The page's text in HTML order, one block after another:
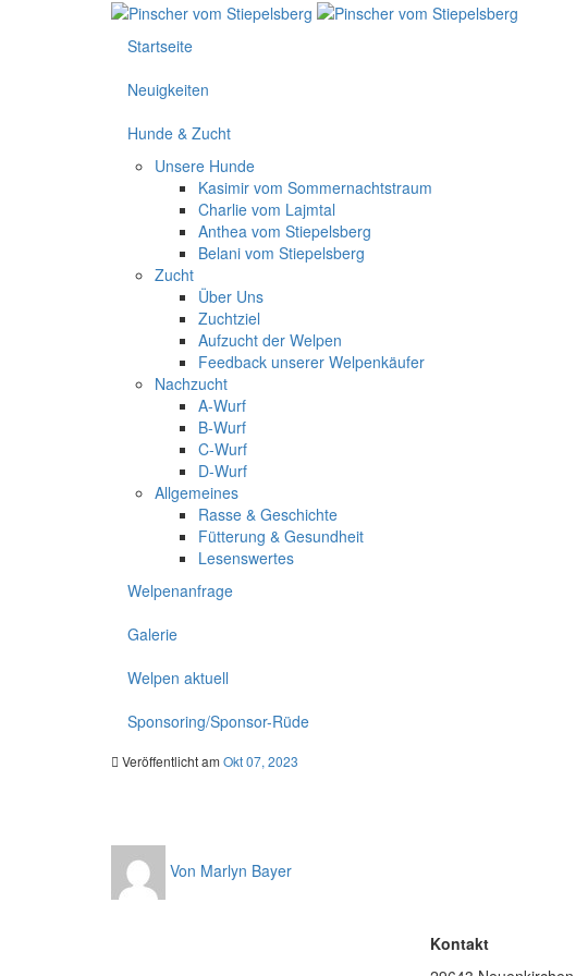
Startseite
Neuigkeiten
Hunde & Zucht
Unsere Hunde
Kasimir vom Sommernachtstraum
Charlie vom Lajmtal
Anthea vom Stiepelsberg
Belani vom Stiepelsberg
Zucht
Über Uns
Zuchtziel
Aufzucht der Welpen
Feedback unserer Welpenkäufer
Nachzucht
A-Wurf
B-Wurf
C-Wurf
D-Wurf
Allgemeines
Rasse & Geschichte
Fütterung & Gesundheit
Lesenswertes
Welpenanfrage
Galerie
Welpen aktuell
Sponsoring/Sponsor-Rüde
Veröffentlicht am Okt 07, 2023
Von Marlyn Bayer
Kontakt